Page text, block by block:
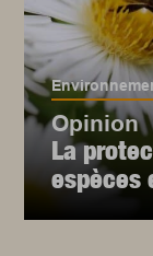
Opinion
La
espèces